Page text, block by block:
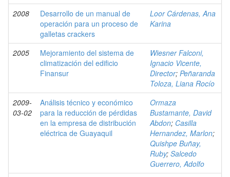
2008
Desarrollo de un manual de
operación para un proceso de
galletas crackers
Loor Cárdenas, Ana
Karina
2005
Mejoramiento del sistema de
climatización del edificio
Finansur
Wiesner Falconi,
Ignacio Vicente,
Director; Peñaranda
Toloza, Liana Rocío
2009-
03-02
Análisis técnico y económico
para la reducción de pérdidas
en la empresa de distribución
eléctrica de Guayaquil
Ormaza
Bustamante, David
Abdon; Casilla
Hernandez, Marlon;
Quishpe Buñay,
Ruby; Salcedo
Guerrero, Adolfo